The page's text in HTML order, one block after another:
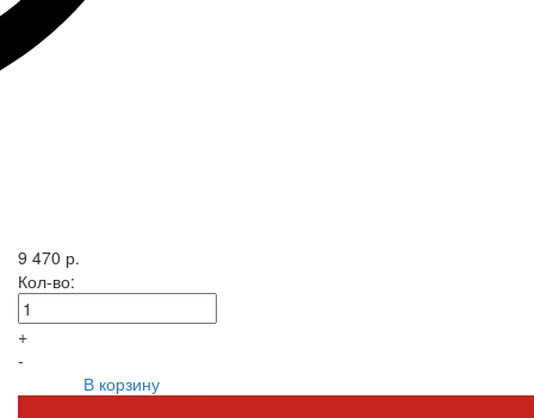
9 470 р.
Кол-во:
+
-
В корзину